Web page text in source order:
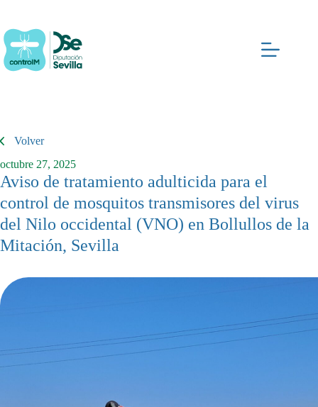
contenido
Volver
octubre 27, 2025
Aviso de tratamiento adulticida para el
control de mosquitos transmisores del virus
del Nilo occidental (VNO) en Bollullos de la
Mitación, Sevilla